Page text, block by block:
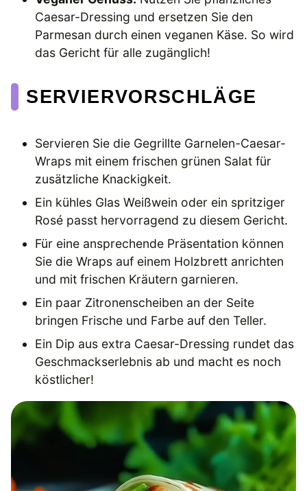
Caesar-Dressing und ersetzen Sie den
Parmesan durch einen veganen Käse. So wird
das Gericht für alle zugänglich!
SERVIERVORSCHLÄGE
Servieren Sie die Gegrillte Garnelen-Caesar-
Wraps mit einem frischen grünen Salat für
zusätzliche Knackigkeit.
Ein kühles Glas Weißwein oder ein spritziger
Rosé passt hervorragend zu diesem Gericht.
Für eine ansprechende Präsentation können
Sie die Wraps auf einem Holzbrett anrichten
und mit frischen Kräutern garnieren.
Ein paar Zitronenscheiben an der Seite
bringen Frische und Farbe auf den Teller.
Ein Dip aus extra Caesar-Dressing rundet das
Geschmackserlebnis ab und macht es noch
köstlicher!